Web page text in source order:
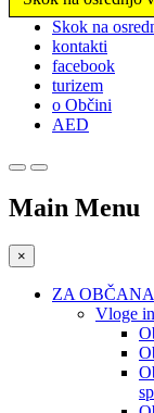
Prosimo,
upoštevajte:
spletno
mesto
vključuje
sistem
Skok na
kontakti
facebook
turizem
o Občini
AED
Main Menu
×
ZA OBČANA
Vloge